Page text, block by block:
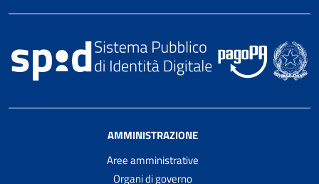
AMMINISTRAZIONE
Aree amministrative
Organi di governo